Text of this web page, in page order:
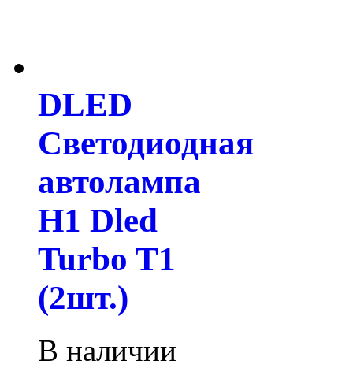
DLED
Светодиодная
автолампа
H1 Dled
Turbo T1
(2шт.)
В наличии